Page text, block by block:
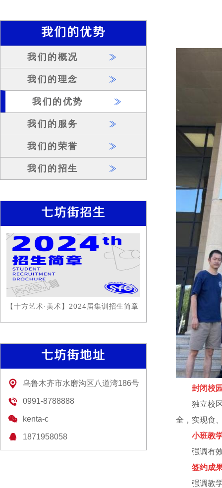
我们的优势
我们的概况
我们的理念
我们的优势
我们的服务
我们的荣誉
我们的招生
七坊街招生
【十方艺术·美术】2024届集训招生简章
七坊街地址
乌鲁木齐市水磨沟区八道湾186号
0991-8788888
kenta-c
1871958058
封闭校
独立校
全，实现食
小班教
强调有
签约成
强调教